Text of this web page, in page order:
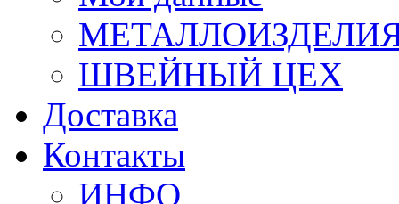
ШВЕЙНЫЙ ЦЕХ
Доставка
Контакты
ИНФО